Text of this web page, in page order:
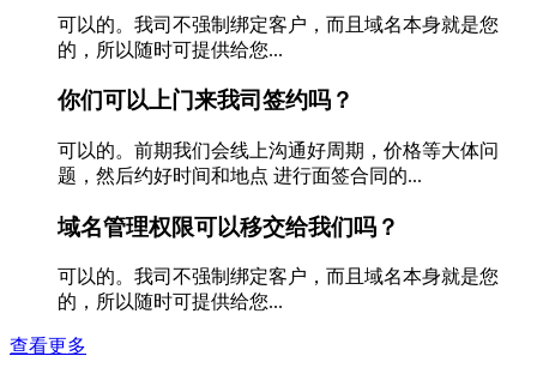
可以的。我司不强制绑定客户，而且域名本身就是您
的，所以随时可提供给您...
你们可以上门来我司签约吗？
可以的。前期我们会线上沟通好周期，价格等大体问
题，然后约好时间和地点 进行面签合同的...
域名管理权限可以移交给我们吗？
可以的。我司不强制绑定客户，而且域名本身就是您
的，所以随时可提供给您...
查看更多